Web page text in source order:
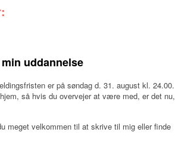
uddannelse
er på søndag d. 31. august kl. 24.00.
så hvis du overvejer at være med, er det nu,
meget velkommen til at skrive til mig eller finde